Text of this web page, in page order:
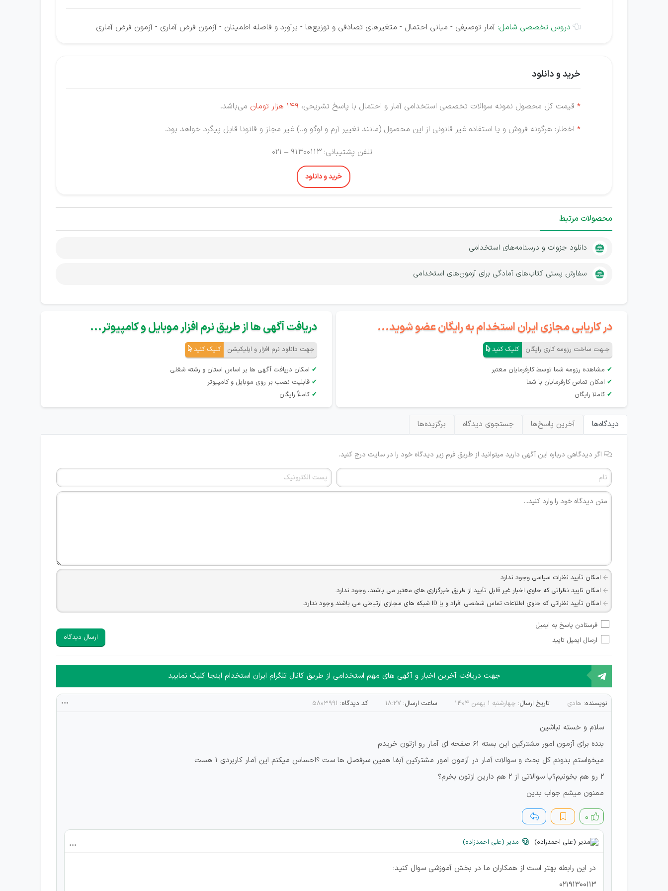
 دروس تخصصی شامل: آمار توصیفی - مبانی احتمال - متغیرهای تصادفی و توزیع‌ها - برآورد و فاصله اطمینان - آزمون فرض آماری - آزمون فرض آماری
خرید و دانلود
* قیمت کل محصول نمونه سوالات تخصصی استخدامی آمار و احتمال با پاسخ تشریحی، 149 هزار تومان
می‌باشد.
* اخطار: هرگونه فروش و یا استفاده غیر قانونی از این محصول (مانند تغییر آرم و لوگو و..) غیر مجاز و قانونا قابل پیگرد خواهد بود.
تلفن پشتیبانی: 91300113 – 021
خرید و دانلود
محصولات مرتبط
دانلود جزوات و درسنامه‌های استخدامی
سفارش پستی کتاب‌های آمادگی برای آزمون‌های استخدامی
در کاریابی مجازی ایران استخدام به رایگان عضو شوید...
جـهت ساخت رزومه کاری رایگان کلیک کنید
✔ مشاهده رزومه شما توسط کارفرمایان معتبر
✔ امکان تماس کارفرمایان با شما
✔ کاملا رایگان
دریافت آگهی ها از طریق نرم افزار موبایل و کامپیوتر...
جهت دانلود نرم افزار و اپلیکیشن کلیک کنید
✔ امکان دریافت آگهی ها بر اساس استان و رشته شغلی
✔ قابلیت نصب بر روی موبایل و کامپیوتر
✔ کاملاً رایگان
دیدگاه‌ها آخرین پاسخ‌ها جستجوی دیدگاه برگزیده‌ها
اگر دیدگاهی درباره این آگهی دارید میتوانید از طریق فرم زیر دیدگاه خود را در سایت درج کنید.
امکان تأیید نظرات سیاسی وجود ندارد.
امکان تایید نظراتی که حاوی اخبار غیر قابل تأیید از طریق خبرگزاری های معتبر می باشند، وجود ندارد.
امکان تأیید نظراتی که حاوی اطلاعات تماس شخصی افراد و یا ID شبکه های مجازی ارتباطی می باشند وجود ندارد.
هرگونه تحریک، تحقیر و کنایه به سایر افراد (مسئول و غیر مسئول) غیر مجاز می باشد.
امکان هماهنگی برای هرگونه ملاقات حضوری چه به صورت دسته جمعی و چه فردی توسط کاربران سایت وجود ندارد.
فرستادن پاسخ به ایمیل
ارسال ایمیل تایید
ارسال دیدگاه
جهت دریافت آخرین اخبار و آگهی های مهم استخدامی از طریق کانال تلگرام ایران استخدام اینجا کلیک نمایید
نویسنده: هادی تاریخ ارسال: چهارشنبه ۱ بهمن ۱۴۰۴ ساعت ارسال: ۱۸:۲۷ کد دیدگاه: ۵۸۰۳۹۹۱
سلام و خسته نباشین
بنده برای آزمون امور مشترکین این بسته ۶۱ صفحه ای آمار رو ازتون خریدم
میخواستم بدونم کل بحث و سوالات آمار در آزمون امور مشترکین آبفا همین سرفصل ها ست ؟احساس میکنم این آمار کاربردی ۱ هست
۲ رو هم بخونیم؟یا سوالاتی از ۲ هم دارین ازتون بخرم؟
ممنون میشم جواب بدین
۰
مدیر (علی احمدزاده)
در این رابطه بهتر است از همکاران ما در بخش آموزشی سوال کنید:
02191300113